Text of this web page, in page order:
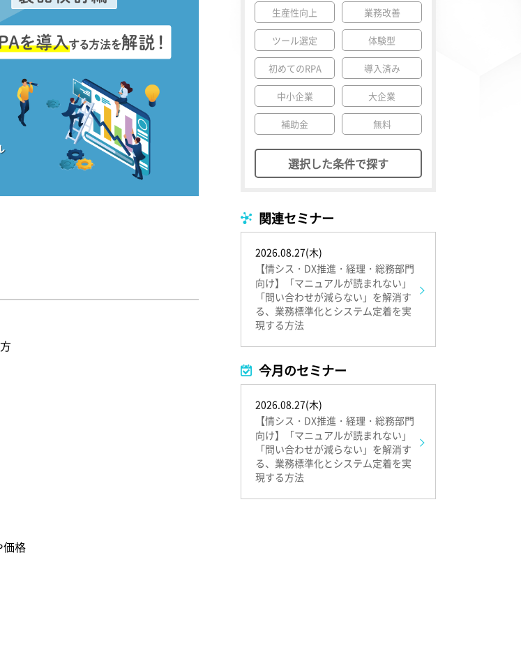
格
生産性向上 業務改善
ツール選定 体験型
初めてのRPA 導入済み
中小企業 大企業
補助金 無料
選択した条件で探す
関連セミナー
2026.08.27(木)
【情シス・DX推進・経理・総務部門
向け】「マニュアルが読まれない」
「問い合わせが減らない」を解消す
る、業務標準化とシステム定着を実
現する方法
今月のセミナー
2026.08.27(木)
【情シス・DX推進・経理・総務部門
向け】「マニュアルが読まれない」
「問い合わせが減らない」を解消す
る、業務標準化とシステム定着を実
現する方法